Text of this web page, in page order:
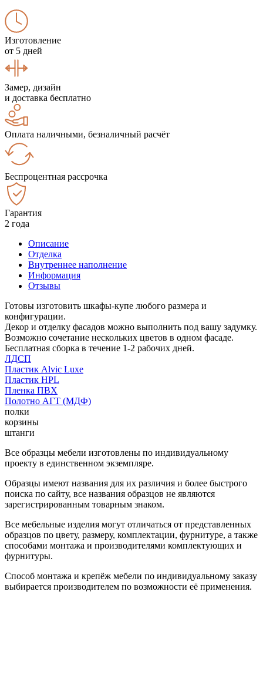
Изготовление
от 5 дней
Замер, дизайн
и доставка бесплатно
Оплата наличными, безналичный расчёт
Беспроцентная рассрочка
Гарантия
2 года
Описание
Отделка
Внутреннее наполнение
Информация
Отзывы
Готовы изготовить шкафы-купе любого размера и
конфигурации.
Декор и отделку фасадов можно выполнить под вашу задумку.
Возможно сочетание нескольких цветов в одном фасаде.
Бесплатная сборка в течение 1-2 рабочих дней.
ЛДСП
Пластик Alvic Luxe
Пластик HPL
Пленка ПВХ
Полотно АГТ (МДФ)
полки
корзины
штанги
Все образцы мебели изготовлены по индивидуальному
проекту в единственном экземпляре.
Образцы имеют названия для их различия и более быстрого
поиска по сайту, все названия образцов не являются
зарегистрированным товарным знаком.
Все мебельные изделия могут отличаться от представленных
образцов по цвету, размеру, комплектации, фурнитуре, а также
способами монтажа и производителями комплектующих и
фурнитуры.
Способ монтажа и крепёж мебели по индивидуальному заказу
выбирается производителем по возможности её применения.